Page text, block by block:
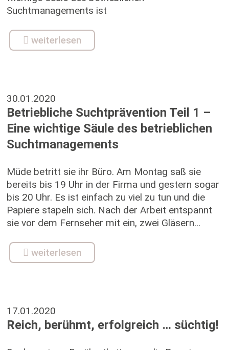
Suchtmanagements ist
weiterlesen
30.01.2020
Betriebliche Suchtprävention Teil 1 –
Eine wichtige Säule des betrieblichen
Suchtmanagements
Müde betritt sie ihr Büro. Am Montag saß sie
bereits bis 19 Uhr in der Firma und gestern sogar
bis 20 Uhr. Es ist einfach zu viel zu tun und die
Papiere stapeln sich. Nach der Arbeit entspannt
sie vor dem Fernseher mit ein, zwei Gläsern...
weiterlesen
17.01.2020
Reich, berühmt, erfolgreich … süchtig!